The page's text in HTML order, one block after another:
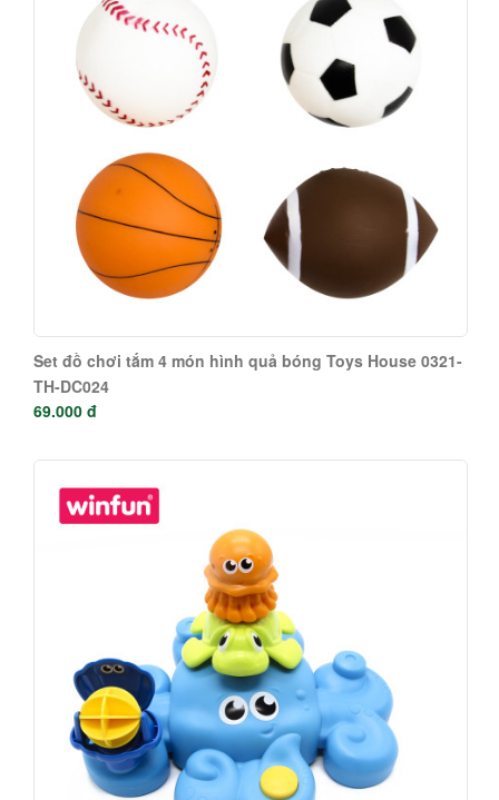
Set đồ chơi tắm 4 món hình quả bóng Toys House 0321-
TH-DC024
69.000 đ